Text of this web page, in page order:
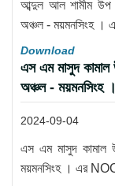
আব্দুল আল শামীম উপ
অঞ্চল - ময়মনসিংহ ।
Download
এস এম মাসুদ কামাল
অঞ্চল -
2024-09-04
এস এম মাসুদ কামাল
ময়মনসিংহ । এর